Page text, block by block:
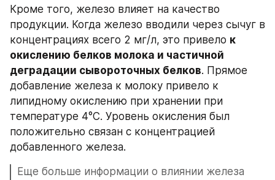
Кроме того, железо влияет на качество
продукции. Когда железо вводили через сычуг в
концентрациях всего 2 мг/л, это привело к
окислению белков молока и частичной
деградации сывороточных белков. Прямое
добавление железа к молоку привело к
липидному окислению при хранении при
температуре 4°C. Уровень окисления был
положительно связан с концентрацией
добавленного железа.
Еще больше информации о влиянии железа